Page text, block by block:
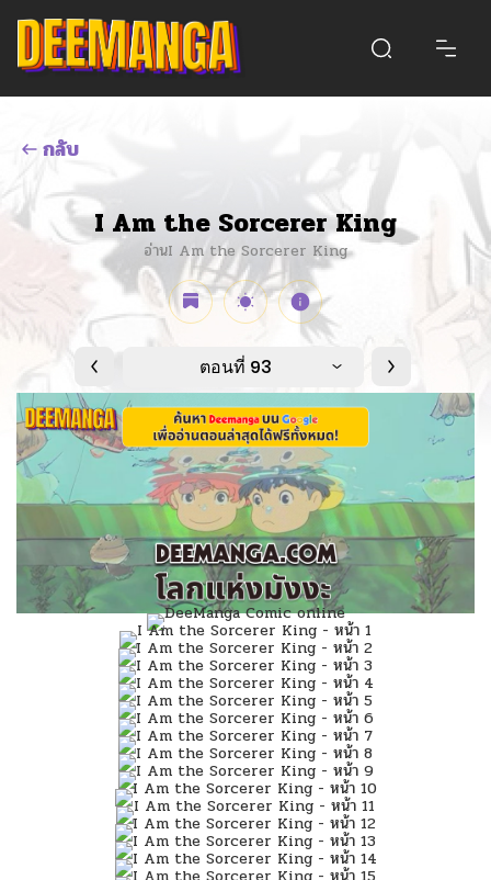
กลับ
I Am the Sorcerer King
อ่านI Am the Sorcerer King
ตอนที่ 93